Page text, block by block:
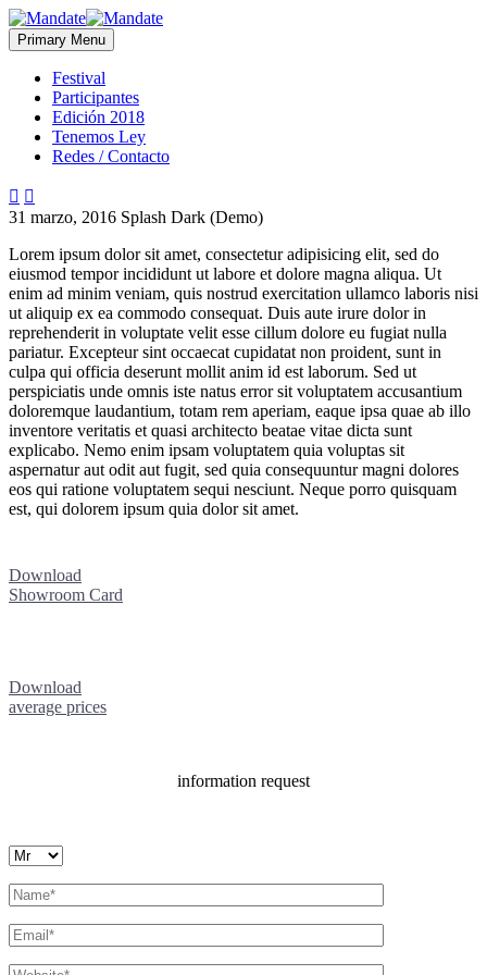
Primary Menu
Festival
Participantes
Edición 2018
Tenemos Ley
Redes / Contacto
 
31 marzo, 2016 Splash Dark (Demo)
Lorem ipsum dolor sit amet, consectetur adipisicing elit, sed do
eiusmod tempor incididunt ut labore et dolore magna aliqua. Ut
enim ad minim veniam, quis nostrud exercitation ullamco laboris nisi
ut aliquip ex ea commodo consequat. Duis aute irure dolor in
reprehenderit in voluptate velit esse cillum dolore eu fugiat nulla
pariatur. Excepteur sint occaecat cupidatat non proident, sunt in
culpa qui officia deserunt mollit anim id est laborum. Sed ut
perspiciatis unde omnis iste natus error sit voluptatem accusantium
doloremque laudantium, totam rem aperiam, eaque ipsa quae ab illo
inventore veritatis et quasi architecto beatae vitae dicta sunt
explicabo. Nemo enim ipsam voluptatem quia voluptas sit
aspernatur aut odit aut fugit, sed quia consequuntur magni dolores
eos qui ratione voluptatem sequi nesciunt. Neque porro quisquam
est, qui dolorem ipsum quia dolor sit amet.
Download
Showroom Card
Download
average prices
information request